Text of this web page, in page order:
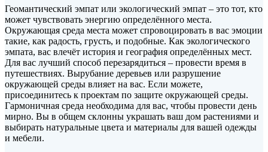
Геомантический эмпат или экологический эмпат – это тот, кто
может чувствовать энергию определённого места.
Окружающая среда места может спровоцировать в вас эмоции
такие, как радость, грусть, и подобные. Как экологического
эмпата, вас влечёт история и география определённых мест.
Для вас лучший способ перезарядиться – провести время в
путешествиях. Вырубание деревьев или разрушение
окружающей среды влияет на вас. Если можете,
присоединитесь к проектам по защите окружающей среды.
Гармоничная среда необходима для вас, чтобы провести день
мирно. Вы в общем склонны украшать ваш дом растениями и
выбирать натуральные цвета и материалы для вашей одежды
и мебели.